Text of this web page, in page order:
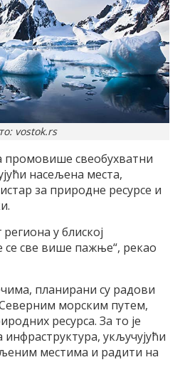
vostok.rs
промовише свеобухватни
насељена места,
за природне ресурсе и
у блиској
све више пажње“, рекао
планирани су радови
морским путем,
ресурса. За то је
инфраструктура, укључујући
местима и радити на